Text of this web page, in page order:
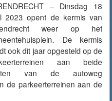
– Dinsdag 18
2023 opent de kermis van
weer op het
De kermis
ook dit jaar opgesteld op de
aan beide
van de autoweg
de parkeerterreinen aan de